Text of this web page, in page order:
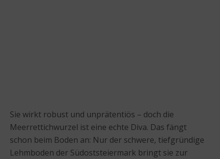
Sie wirkt robust und unprätentiös – doch die
Meerrettichwurzel ist eine echte Diva. Das fängt
schon beim Boden an: Nur der schwere, tiefgründige
Lehmboden der Südoststeiermark bringt sie zur